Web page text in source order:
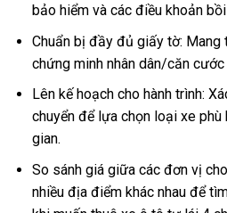
bảo hiểm và các điều khoản
Chuẩn bị đầy đủ giấy tờ: Mang
chứng minh nhân dân/căn
Lên kế hoạch cho hành trình:
chuyển để lựa chọn loại xe
gian.
So sánh giá giữa các đơn vị
nhiều địa điểm khác nhau để